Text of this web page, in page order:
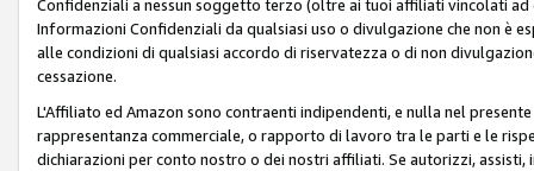
Confidenziali a nessun soggetto terzo (oltre ai tuoi affiliati vincolati
Informazioni Confidenziali da qualsiasi uso o divulgazione che non è
alle condizioni di qualsiasi accordo di riservatezza o di non
cessazione.
L'Affiliato ed Amazon sono contraenti indipendenti, e nulla nel
rappresentanza commerciale, o rapporto di lavoro tra le parti e le
dichiarazioni per conto nostro o dei nostri affiliati. Se autorizzi,